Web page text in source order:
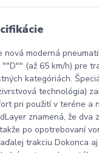
nová moderná
(až 65 km/h) pre
kategóriách.
technológia)
pri použití v teréne a
znamená, že dva
po opotrebovaní
trakciu Dokonca